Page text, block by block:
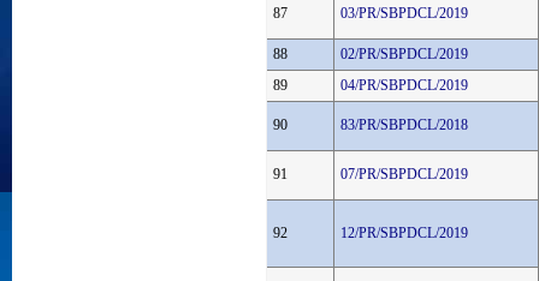
87 03/PR/SBPDCL/2019
88
02/PR/SBPDCL/2019
89
04/PR/SBPDCL/2019
90 83/PR/SBPDCL/2018
91 07/PR/SBPDCL/2019
92 12/PR/SBPDCL/2019